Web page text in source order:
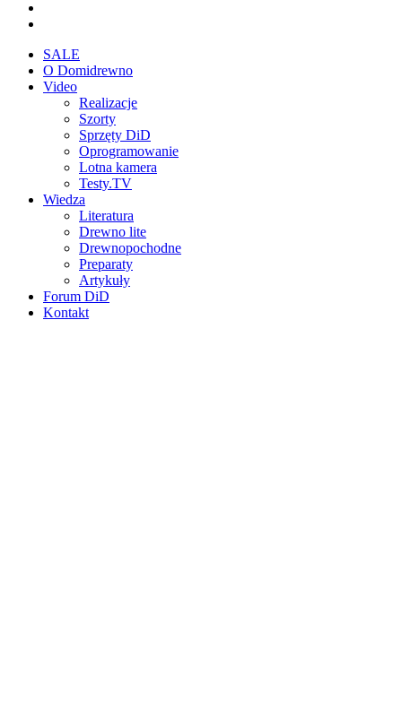
SALE
O Domidrewno
Video
Realizacje
Szorty
Sprzęty DiD
Oprogramowanie
Lotna kamera
Testy.TV
Wiedza
Literatura
Drewno lite
Drewnopochodne
Preparaty
Artykuły
Forum DiD
Kontakt